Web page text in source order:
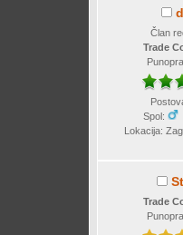
Član
Trade
Spol:
Lokacija:
Trade